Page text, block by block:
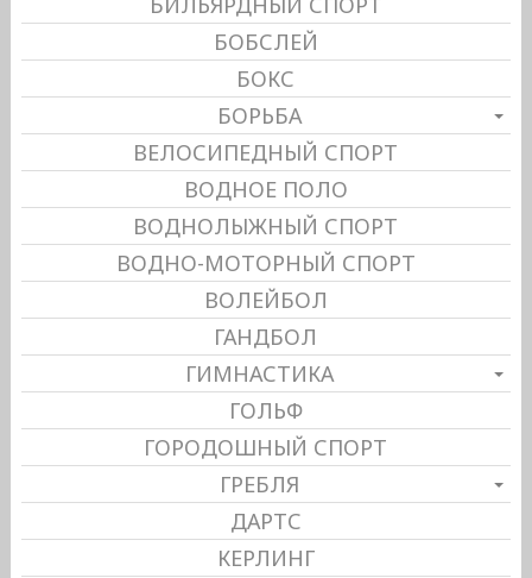
БОБСЛЕЙ
БОКС
БОРЬБА
ВЕЛОСИПЕДНЫЙ СПОРТ
ВОДНОЕ ПОЛО
ВОДНОЛЫЖНЫЙ СПОРТ
ВОДНО-МОТОРНЫЙ СПОРТ
ВОЛЕЙБОЛ
ГАНДБОЛ
ГИМНАСТИКА
ГОЛЬФ
ГОРОДОШНЫЙ СПОРТ
ГРЕБЛЯ
ДАРТС
КЕРЛИНГ